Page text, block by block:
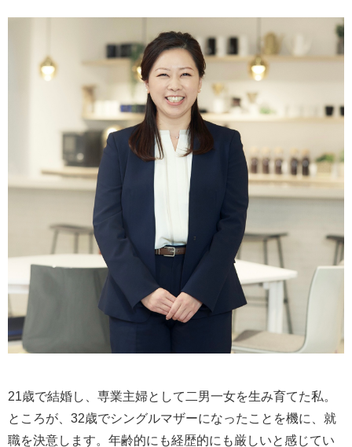
21歳で結婚し、専業主婦として二男一女を生み育てた私。
ところが、32歳でシングルマザーになったことを機に、就
職を決意します。年齢的にも経歴的にも厳しいと感じてい